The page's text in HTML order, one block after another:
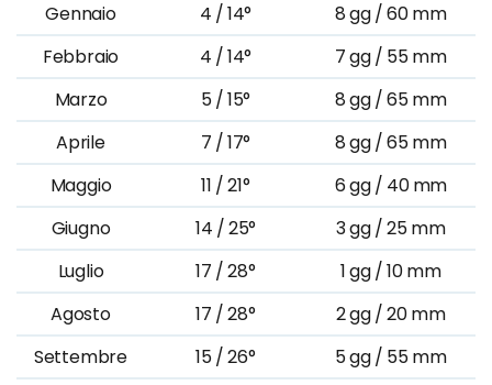
Gennaio
4 / 14°
8 gg / 60 mm
Febbraio
4 / 14°
7 gg / 55 mm
Marzo
5 / 15°
8 gg / 65 mm
Aprile
7 / 17°
8 gg / 65 mm
Maggio
11 / 21°
6 gg / 40 mm
Giugno
14 / 25°
3 gg / 25 mm
Luglio
17 / 28°
1 gg / 10 mm
Agosto
17 / 28°
2 gg / 20 mm
Settembre
15 / 26°
5 gg / 55 mm